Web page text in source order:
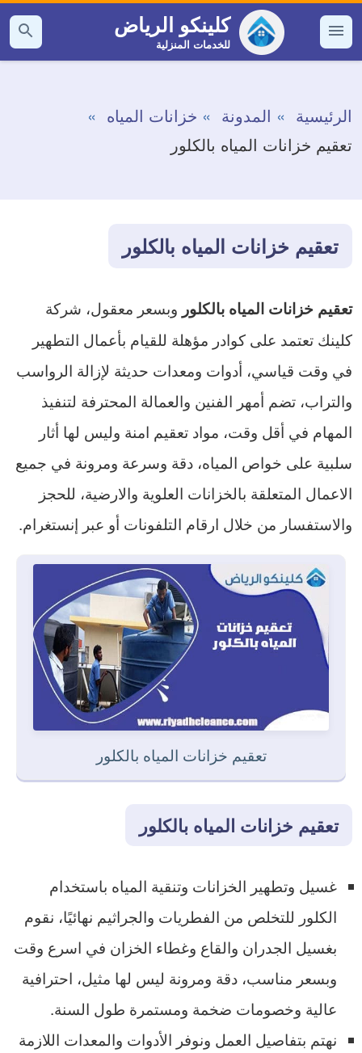
التجاوز
إلى القائمة
كلينكو الرياض
للخدمات المنزلية
بحث
عن
الرئيسية المدونة
خزانات المياه
تعقيم خزانات المياه بالكلور
تعقيم خزانات المياه بالكلور
تعقيم خزانات المياه بالكلور وبسعر معقول، شركة
كلينك تعتمد على كوادر مؤهلة للقيام بأعمال التطهير
في وقت قياسي، أدوات ومعدات حديثة لإزالة الرواسب
والتراب، تضم أمهر الفنين والعمالة المحترفة لتنفيذ
المهام في أقل وقت، مواد تعقيم امنة وليس لها أثار
سلبية على خواص المياه، دقة وسرعة ومرونة في جميع
الاعمال المتعلقة بالخزانات العلوية والارضية، للحجز
والاستفسار من خلال ارقام التلفونات أو عبر إنستغرام.
تعقيم خزانات المياه بالكلور
تعقيم خزانات المياه بالكلور
غسيل وتطهير الخزانات وتنقية المياه باستخدام
الكلور للتخلص من الفطريات والجراثيم نهائيًا، نقوم
بغسيل الجدران والقاع وغطاء الخزان في اسرع وقت
وبسعر مناسب، دقة ومرونة ليس لها مثيل، احترافية
عالية وخصومات ضخمة ومستمرة طول السنة.
نهتم بتفاصيل العمل ونوفر الأدوات والمعدات اللازمة